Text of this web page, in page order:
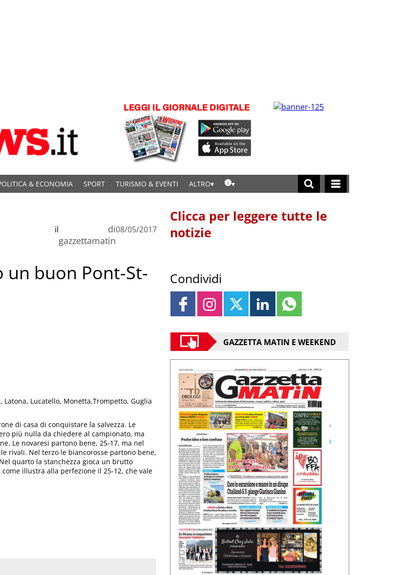
& ECONOMIA SPORT TURISMO & EVENTI ALTRO
di
gazzettamatin
il 08/05/2017
un buon Pont-St-
Latona, Lucatello, Monetta,Trompetto, Guglia
di casa di conquistare la salvezza. Le
più nulla da chiedere al campionato, ma
Le novaresi partono bene, 25-17, ma nel
rivali. Nel terzo le biancorosse partono bene,
quarto la stanchezza gioca un brutto
illustra alla perfezione il 25-12, che vale
Clicca per leggere tutte le
notizie
Condividi
GAZZETTA MATIN E WEEKEND